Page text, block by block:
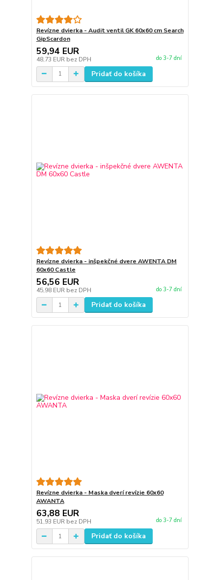
Revízne dvierka - Audit ventil GK 60x60 cm Search
GipScardon
59,94 EUR
48,73 EUR bez DPH do 3-7 dní
Pridať do košíka
Revízne dvierka - inšpekčné dvere AWENTA DM
60x60 Castle
56,56 EUR
45,98 EUR bez DPH do 3-7 dní
Pridať do košíka
Revízne dvierka - Maska dverí revízie 60x60
AWANTA
63,88 EUR
51,93 EUR bez DPH do 3-7 dní
Pridať do košíka